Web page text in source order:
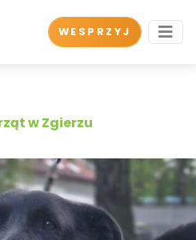
WESPRZYJ
w Zgierzu